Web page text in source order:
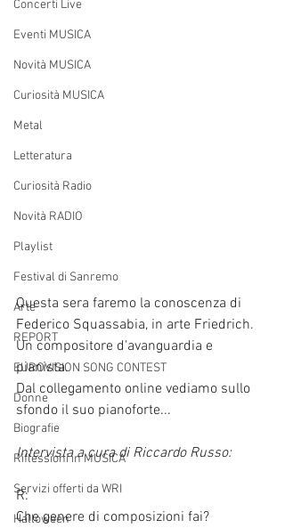
Concerti Live
Eventi MUSICA
Novità MUSICA
Curiosità MUSICA
Metal
Letteratura
Curiosità Radio
Novità RADIO
Playlist
Festival di Sanremo
Arte
REPORT
EUROVISION SONG CONTEST
Donne
Biografie
Riflessioni in MUSICA
Servizi offerti da WRI
Halloween
Questa sera faremo la conoscenza di
Federico Squassabia, in arte Friedrich.
Un compositore d'avanguardia e
pianista.
Dal collegamento online vediamo sullo
sfondo il suo pianoforte...
Intervista a cura di Riccardo Russo:
R:
Che genere di composizioni fai?